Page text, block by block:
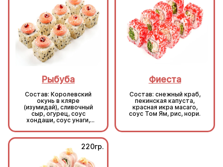
Рыбуба
Состав: Королевский
окунь в кляре
(изумидай), сливочный
сыр, огурец, соус
хондаши, соус унаги,
Фиеста
Состав: снежный краб,
пекинская капуста,
красная икра масаго,
соус Том Ям, рис, нори.
220гр.